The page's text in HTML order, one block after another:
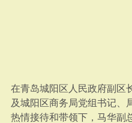
在青岛城阳区人民政府副区
及城阳区商务局党组书记、
热情接待和带领下，马华副